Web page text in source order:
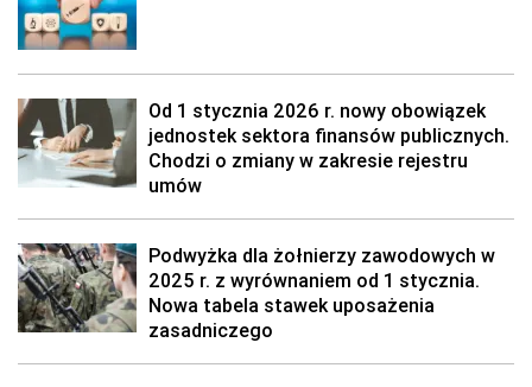
Od 1 stycznia 2026 r. nowy obowiązek
jednostek sektora finansów publicznych.
Chodzi o zmiany w zakresie rejestru
umów
Podwyżka dla żołnierzy zawodowych w
2025 r. z wyrównaniem od 1 stycznia.
Nowa tabela stawek uposażenia
zasadniczego